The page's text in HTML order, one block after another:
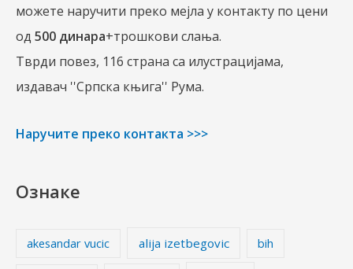
можете наручити преко мејла у контакту по цени
од 500 динара+трошкови слања.
Тврди повез, 116 страна са илустрацијама,
издавач ''Српска књига'' Рума.
Наручите преко контакта >>>
Ознаке
akesandar vucic alija izetbegovic bih